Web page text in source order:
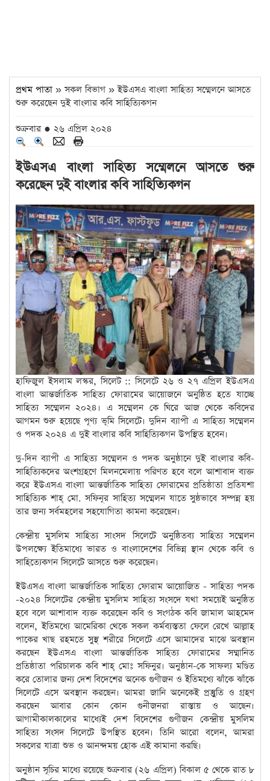
প্রথম পাতা » সকল বিভাগ » ইউএসএ বাংলা সাহিত্য সম্মেলনে আসতে
শুরু করেছেন দুই বাংলার কবি সাহিত্যিকগন
শুক্রবার ● ২৬ এপ্রিল ২০২৪
ইউএসএ বাংলা সাহিত্য সম্মেলনে আসতে শুরু
করেছেন দুই বাংলার কবি সাহিত্যিকগন
হাফিজুল ইসলাম লস্কর, সিলেট :: সিলেটে ২৬ ও ২৭ এপ্রিল ইউএসএ
বাংলা আন্তর্জাতিক সাহিত্য ফোরামের আয়োজনে অনুষ্ঠিত হতে যাচ্ছে
সাহিত্য সম্মেলন ২০২৪। এ সম্মেলন কে ঘিরে আজ থেকে কবিদের
আগমন শুরু হয়েছে পূণ্য ভূমি সিলেটে। দুদিন ব্যাপী এ সাহিত্য সম্মেলন
ও পদক ২০২৪ এ দুই বাংলার কবি সাহিত্যিকগন উপস্থিত হবেন।
দু-দিন ব্যাপী এ সাহিত্য সম্মেলন ও পদক অনুষ্ঠানে দুই বাংলার কবি-
সাহিত্যিকদের অংশগ্রহণে মিলনমেলায় পরিণত হবে বলে আশাবাদ ব্যক্ত
করে ইউএসএ বাংলা আন্তর্জাতিক সাহিত্য ফোরামের প্রতিষ্ঠাতা প্রতিযশা
সাহিত্যিক শাহ্ মো. সফিনূর সাহিত্য সম্মেলন যাতে সুষ্ঠভাবে সম্পন্ন হয়
তার জন্য সর্বমহলের সহযোগিতা কামনা করেছেন।
কেন্দ্রীয় মুসলিম সাহিত্য সাংসদ সিলেটে অনুষ্ঠিতব্য সাহিত্য সম্মেলন
উপলক্ষ্যে ইতিমাধ্যে ভারত ও বাংলাদেশের বিভিন্ন স্থান থেকে কবি ও
সাহিত্যেকগন সিলেটে আসতে শুরু করেছেন।
ইউএসএ বাংলা আন্তর্জাতিক সাহিত্য ফোরাম আয়োজিত - সাহিত্য পদক
-২০২৪ সিলেটের কেন্দ্রীয় মুসলিম সাহিত্য সংসদে যথা সময়েই অনুষ্ঠিত
হবে বলে আশাবাদ ব্যক্ত করেছেন কবি ও সংগঠক কবি জামাল আহমেদ
বলেন, ইতিমধ্যে আমেরিকা থেকে সকল কর্মব্যস্ততা ফেলে রেখে আল্লাহ
পাকের খাছ রহমতে সুস্থ শরীরে সিলেটে এসে আমাদের মাঝে অবস্থান
করছেন ইউএসএ বাংলা আন্তর্জাতিক সাহিত্য ফোরামের সম্মানিত
প্রতিষ্ঠাতা পরিচালক কবি শাহ্ মোঃ সফিনুর। অনুষ্ঠান-কে সাফল্য মণ্ডিত
করে তোলার জন্য দেশ বিদেশের অনেক গুণীজন ও ইতিমধ্যে ঝাঁকে ঝাঁকে
সিলেটে এসে অবস্থান করছেন। আমরা জানি অনেকেই প্রস্তুুতি ও গ্রহণ
করছেন আবার কোন কোন গুনীজনরা রাস্তায় ও আছেন।
আগামীকালকালের মাধ্যেই দেশ বিদেশের গুণীজন কেন্দ্রীয় মুসলিম
সাহিত্য সংসদ সিলেটে উপস্থিত হবেন। তিনি আরো বলেন, আমরা
সকলের যাত্রা শুভ ও আনন্দময় হোক এই কামানা করছি।
অনুষ্ঠান সূচির মাধ্যে রয়েছে শুক্রবার (২৬ এপ্রিল) বিকাল ৫ থেকে রাত ৮